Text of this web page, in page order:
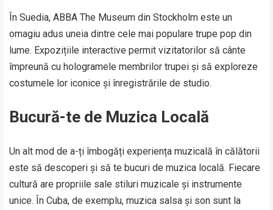
În Suedia, ABBA The Museum din Stockholm este un
omagiu adus uneia dintre cele mai populare trupe pop din
lume. Expozițiile interactive permit vizitatorilor să cânte
împreună cu hologramele membrilor trupei și să exploreze
costumele lor iconice și înregistrările de studio.
Bucură-te de Muzica Locală
Un alt mod de a-ți îmbogăți experiența muzicală în călătorii
este să descoperi și să te bucuri de muzica locală. Fiecare
cultură are propriile sale stiluri muzicale și instrumente
unice. În Cuba, de exemplu, muzica salsa și son sunt la